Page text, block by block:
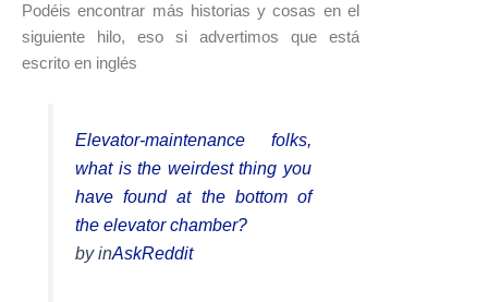
Podéis encontrar más historias y cosas en el
siguiente hilo, eso si advertimos que está
escrito en inglés
Elevator-maintenance folks,
what is the weirdest thing you
have found at the bottom of
the elevator chamber?
byinAskReddit